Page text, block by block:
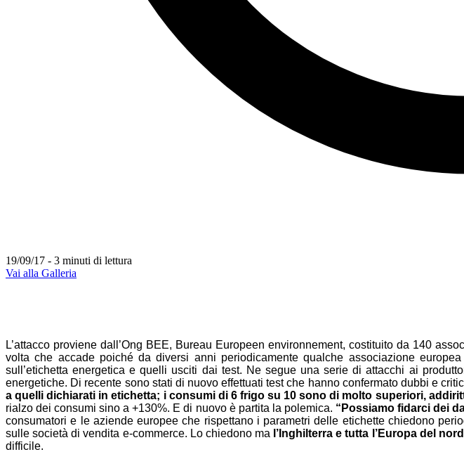
19/09/17 - 3 minuti di lettura
Vai alla Galleria
L’attacco proviene dall’Ong BEE, Bureau Europeen environnement, costituito da 140
volta che accade poiché da diversi anni periodicamente qualche associazione
sull’etichetta energetica e quelli usciti dai test. Ne segue una serie di attacchi ai
energetiche. Di recente sono stati di nuovo effettuati test che hanno confermato dubbi e
a quelli dichiarati in etichetta; i consumi di 6 frigo su 10 sono di molto superiori,
rialzo dei consumi sino a +130%. E di nuovo è partita la polemica. “Possiamo fidarci dei
consumatori e le aziende europee che rispettano i parametri delle etichette chiedono
sulle società di vendita e-commerce. Lo chiedono ma l’Inghilterra e tutta l’Europa del nord
difficile.